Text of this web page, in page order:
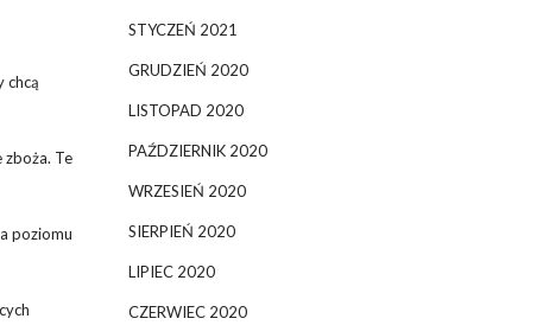
chcą
zboża. Te
poziomu
STYCZEŃ 2021
GRUDZIEŃ 2020
LISTOPAD 2020
PAŹDZIERNIK 2020
WRZESIEŃ 2020
SIERPIEŃ 2020
LIPIEC 2020
CZERWIEC 2020